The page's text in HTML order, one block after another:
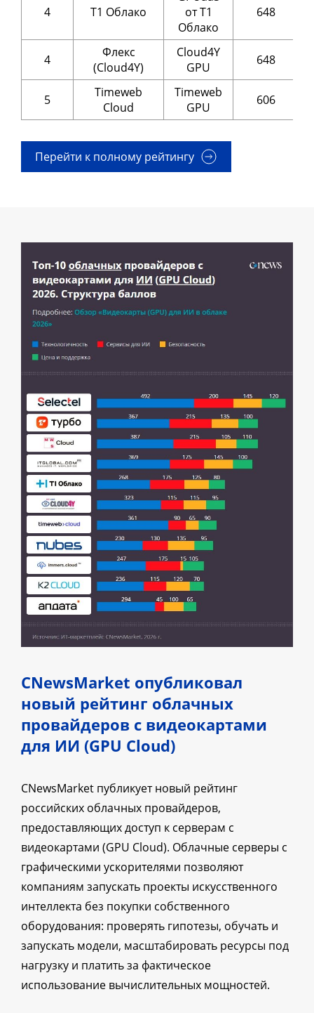
4 Т1 Облако
от Т1
Облако
648
4
Флекс
(Cloud4Y)
Cloud4Y
GPU
648
5
Timeweb
Cloud
Timeweb
GPU
606
Перейти к полному рейтингу
CNewsMarket опубликовал
новый рейтинг облачных
провайдеров с видеокартами
для ИИ (GPU Cloud)
CNewsMarket публикует новый рейтинг
российских облачных провайдеров,
предоставляющих доступ к серверам с
видеокартами (GPU Cloud). Облачные серверы с
графическими ускорителями позволяют
компаниям запускать проекты искусственного
интеллекта без покупки собственного
оборудования: проверять гипотезы, обучать и
запускать модели, масштабировать ресурсы под
нагрузку и платить за фактическое
использование вычислительных мощностей.